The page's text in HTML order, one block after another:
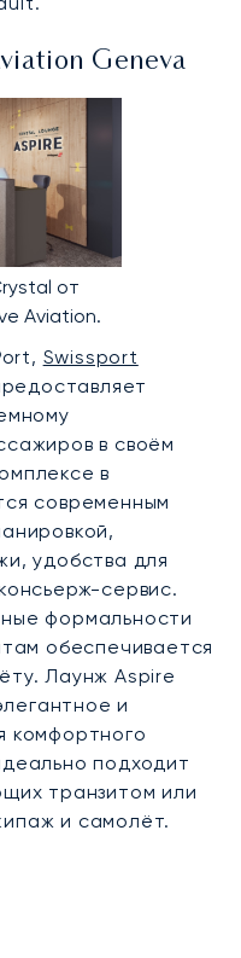
Geneva
от
Aviation.
Swissport
в своём
в
современным
удобства для
сервис.
формальности
обеспечивается
Лаунж Aspire
и
комфортного
подходит
транзитом или
и самолёт.